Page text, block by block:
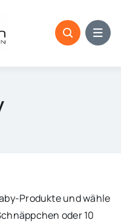
Produkte und wähle
oder 10